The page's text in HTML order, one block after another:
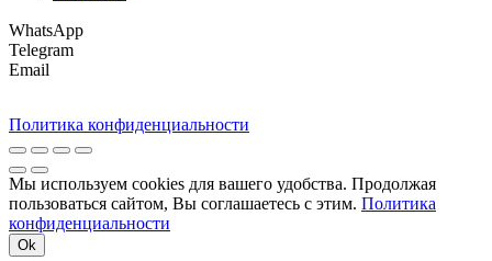
WhatsApp
Telegram
Email
Политика конфиденциальности
Мы используем cookies для вашего удобства. Продолжая
пользоваться сайтом, Вы соглашаетесь с этим. Политика
конфиденциальности
Ok